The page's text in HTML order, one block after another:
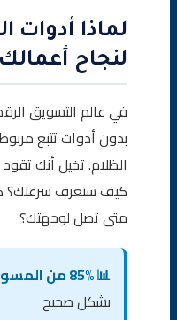
لماذا أدوات
لنجاح
في عالم التسويق
بدون أدوات تتبع
الظلام. تخيل أنك
كيف ستعرف سرعتك؟
متى تصل لوجهتك؟
📊 85% من المسوقين:
بشكل صحيح
✅ استخدم هذه
مؤسسة الصقر للتسويق
الخلاصة
الأسئلة الشائعة (FAQ)